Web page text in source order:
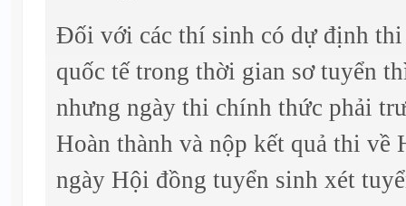
Đối với các thí sinh có dự định
quốc tế trong thời gian sơ tuyển
nhưng ngày thi chính thức phải
Hoàn thành và nộp kết quả thi về
ngày Hội đồng tuyển sinh xét